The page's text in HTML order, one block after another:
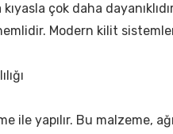
çok daha
Modern kilit
ile yapılır. Bu malzeme,